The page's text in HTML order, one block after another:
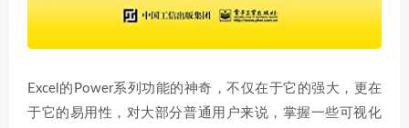
Excel的Power系列功能的神奇，不仅在于它的强大，更在
于它的易用性，对大部分普通用户来说，掌握一些可视化